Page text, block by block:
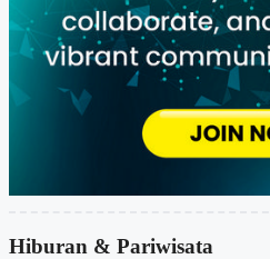
Hiburan & Pariwisata